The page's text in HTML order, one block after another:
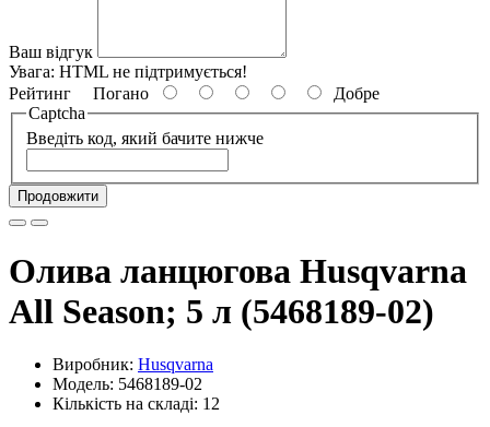
Ваш відгук
Увага: HTML не підтримується!
Рейтинг Погано
Добре
Captcha
Введіть код, який бачите нижче
Продовжити
Олива ланцюгова Husqvarna
All Season; 5 л (5468189-02)
Виробник: Husqvarna
Модель: 5468189-02
Кількість на складі: 12